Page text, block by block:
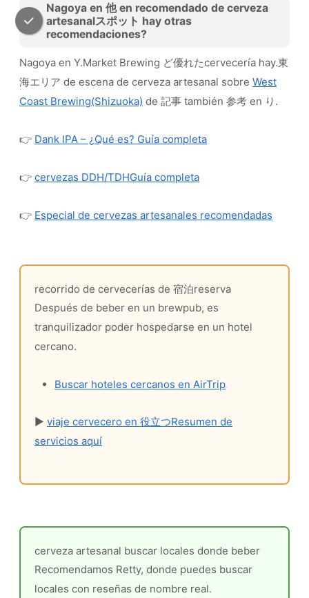
Nagoya en 他 en recomendado de cerveza
artesanalスポット hay otras
recomendaciones?
Nagoya en Y.Market Brewing ど優れたcervecería hay.東
海エリア de escena de cerveza artesanal sobre West
Coast Brewing(Shizuoka) de 記事 también 参考 en り.
👉 Dank IPA – ¿Qué es? Guía completa
👉 cervezas DDH/TDHGuía completa
👉 Especial de cervezas artesanales recomendadas
recorrido de cervecerías de 宿泊reserva
Después de beber en un brewpub, es
tranquilizador poder hospedarse en un hotel
cercano.
Buscar hoteles cercanos en AirTrip
▶ viaje cervecero en 役立つResumen de
servicios aquí
cerveza artesanal buscar locales donde beber
Recomendamos Retty, donde puedes buscar
locales con reseñas de nombre real.